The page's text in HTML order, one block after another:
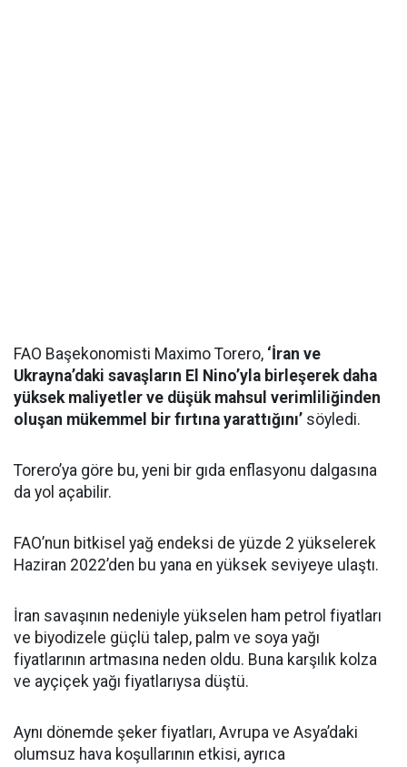
FAO Başekonomisti Maximo Torero, ‘İran ve
Ukrayna’daki savaşların El Nino’yla birleşerek daha
yüksek maliyetler ve düşük mahsul verimliliğinden
oluşan mükemmel bir fırtına yarattığını’ söyledi.
Torero’ya göre bu, yeni bir gıda enflasyonu dalgasına
da yol açabilir.
FAO’nun bitkisel yağ endeksi de yüzde 2 yükselerek
Haziran 2022’den bu yana en yüksek seviyeye ulaştı.
İran savaşının nedeniyle yükselen ham petrol fiyatları
ve biyodizele güçlü talep, palm ve soya yağı
fiyatlarının artmasına neden oldu. Buna karşılık kolza
ve ayçiçek yağı fiyatlarıysa düştü.
Aynı dönemde şeker fiyatları, Avrupa ve Asya’daki
olumsuz hava koşullarının etkisi, ayrıca